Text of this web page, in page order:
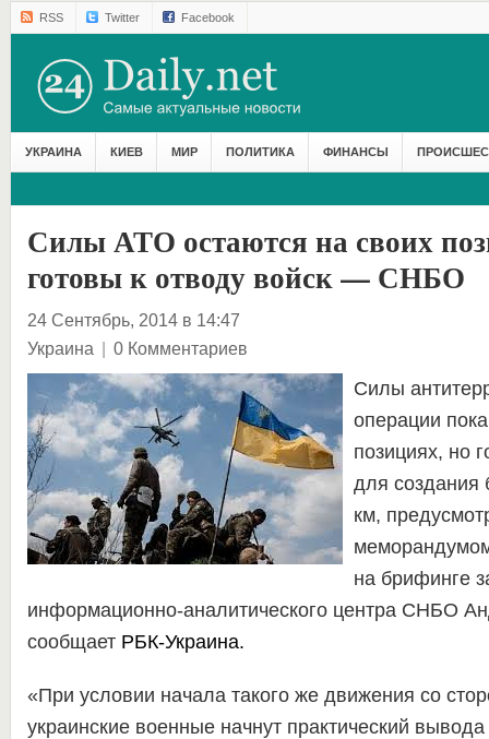
RSS Twitter Facebook
УКРАИНА КИЕВ МИР ПОЛИТИКА ФИНАНСЫ
Силы АТО остаются на своих
готовы к отводу войск — СНБО
24 Сентябрь, 2014 в 14:47
Украина | 0 Комментариев
Силы
операции
позициях, но
для создания
км,
на брифинге
информационно-аналитического центра СНБО
сообщает РБК-Украина.
«При условии начала такого же движения со
украинские военные начнут практический